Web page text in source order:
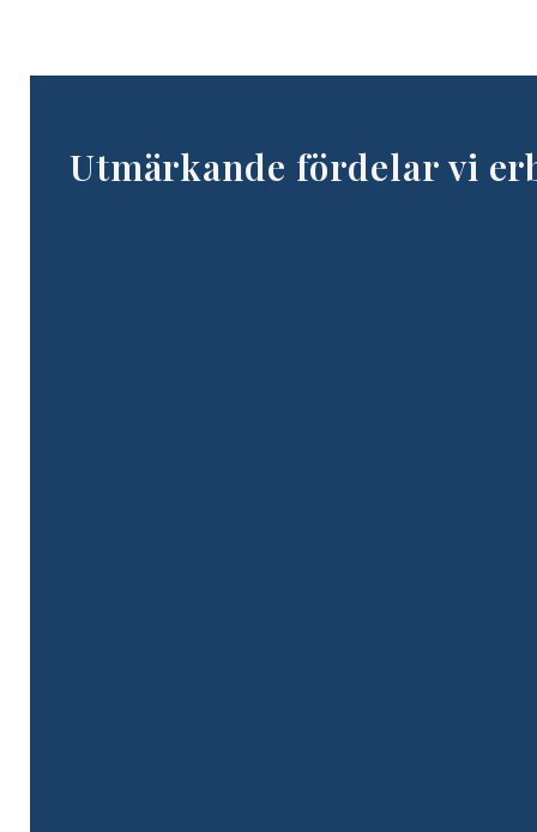
Utmärkande fördelar vi